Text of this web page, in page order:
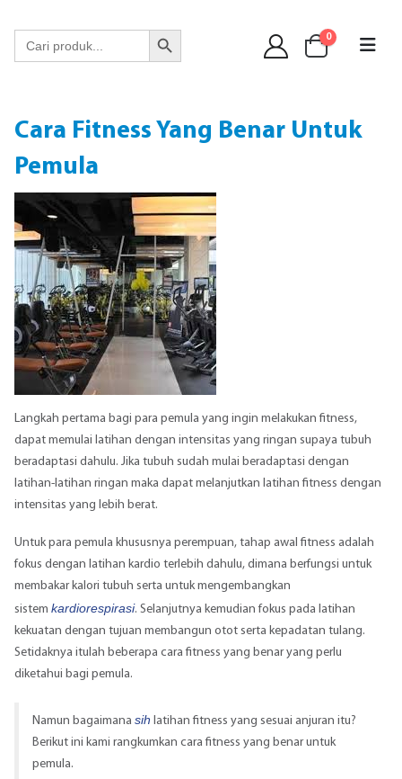
Search
for:
Search Button
0
Cara Fitness Yang Benar Untuk
Pemula
Langkah pertama bagi para pemula yang ingin melakukan fitness,
dapat memulai latihan dengan intensitas yang ringan supaya tubuh
beradaptasi dahulu. Jika tubuh sudah mulai beradaptasi dengan
latihan-latihan ringan maka dapat melanjutkan latihan fitness dengan
intensitas yang lebih berat.
Untuk para pemula khususnya perempuan, tahap awal fitness adalah
fokus dengan latihan kardio terlebih dahulu, dimana berfungsi untuk
membakar kalori tubuh serta untuk mengembangkan
sistem kardiorespirasi. Selanjutnya kemudian fokus pada latihan
kekuatan dengan tujuan membangun otot serta kepadatan tulang.
Setidaknya itulah beberapa cara fitness yang benar yang perlu
diketahui bagi pemula.
Namun bagaimana sih latihan fitness yang sesuai anjuran itu?
Berikut ini kami rangkumkan cara fitness yang benar untuk
pemula.